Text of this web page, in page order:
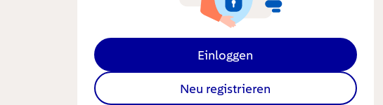
Einloggen
Neu registrieren